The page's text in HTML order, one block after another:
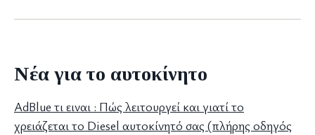
Νέα για το αυτοκίνητο
AdBlue τι ειναι : Πώς λειτουργεί και γιατί το
χρειάζεται το Diesel αυτοκίνητό σας (πλήρης οδηγός